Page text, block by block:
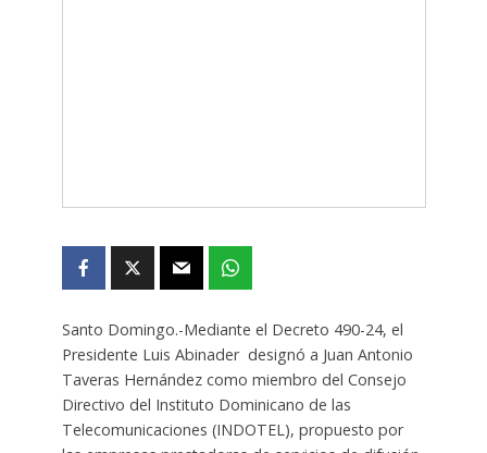
Santo Domingo.-Mediante el Decreto 490-24, el
Presidente Luis Abinader designó a Juan Antonio
Taveras Hernández como miembro del Consejo
Directivo del Instituto Dominicano de las
Telecomunicaciones (INDOTEL), propuesto por